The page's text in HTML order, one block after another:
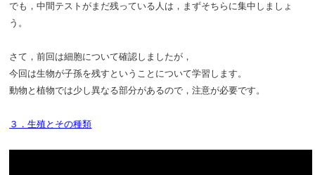
でも，中間テストがまだ残っている人は，まずそちらに集中しましょ
う。
さて，前回は細胞について確認しましたが，
今回は生物が子孫を残すということについて学習します。
動物と植物では少し異なる部分があるので，注意が必要です。
３．生殖とその種類